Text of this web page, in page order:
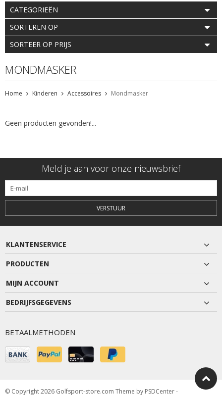
CATEGORIEËN
SORTEREN OP
SORTEER OP PRIJS
MONDMASKER
Home Kinderen Accessoires Mondmasker
Geen producten gevonden!...
Meld je aan voor onze nieuwsbrief
VERSTUUR
KLANTENSERVICE
PRODUCTEN
MIJN ACCOUNT
BEDRIJFSGEGEVENS
BETAALMETHODEN
© Copyright 2026 Golfsport-store.com Theme by PSDCenter-